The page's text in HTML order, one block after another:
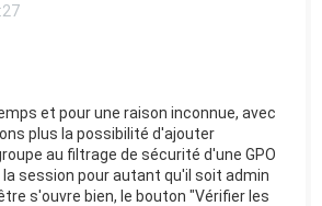
et pour une raison inconnue, avec
plus la possibilité d'ajouter
au filtrage de sécurité d'une GPO
session pour autant qu'il soit admin
s'ouvre bien, le bouton "Vérifier les